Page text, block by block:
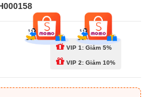
VIP 1: Giảm 5%
VIP 2: Giảm 10%